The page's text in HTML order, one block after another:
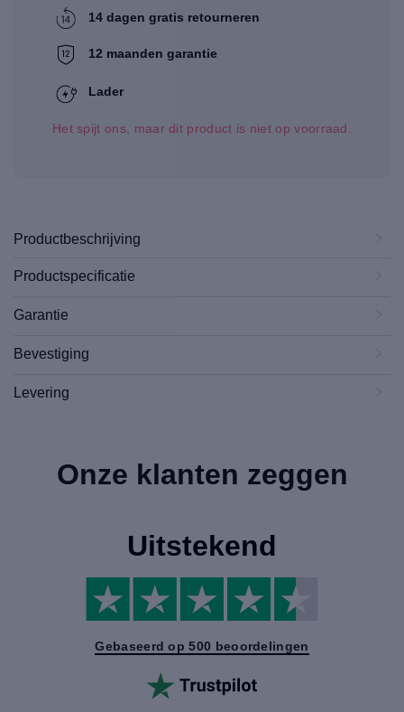
14 dagen gratis retourneren
12 maanden garantie
Lader
Het spijt ons, maar dit product is niet op voorraad.
Productbeschrijving
Productspecificatie
Garantie
Bevestiging
Levering
Onze klanten zeggen
Uitstekend
Gebaseerd op 500 beoordelingen